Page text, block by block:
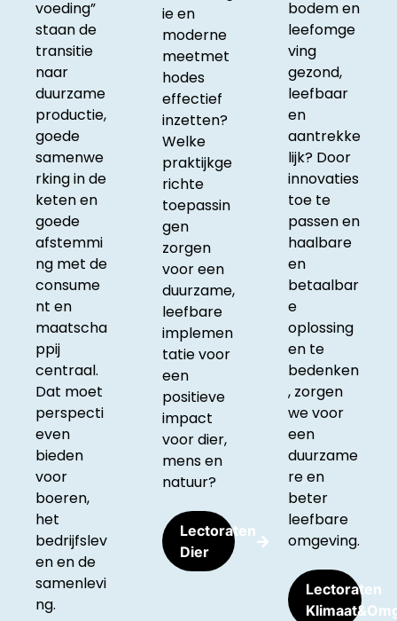
voeding”
staan de
transitie
naar
duurzame
productie,
goede
samenwe
rking in de
keten en
goede
afstemmi
ng met de
consume
nt en
maatscha
ppij
centraal.
Dat moet
perspecti
even
bieden
voor
boeren,
het
bedrijfslev
en en de
samenlevi
ng.
ie en
moderne
meetmet
hodes
effectief
inzetten?
Welke
praktijkge
richte
toepassin
gen
zorgen
voor een
duurzame,
leefbare
implemen
tatie voor
een
positieve
impact
voor dier,
mens en
natuur?
Lectoraten
Dier
bodem en
leefomge
ving
gezond,
leefbaar
en
aantrekke
lijk? Door
innovaties
toe te
passen en
haalbare
en
betaalbar
e
oplossing
en te
bedenken
, zorgen
we voor
een
duurzame
re en
beter
leefbare
omgeving.
Lectoraten